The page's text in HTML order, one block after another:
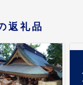
返礼品